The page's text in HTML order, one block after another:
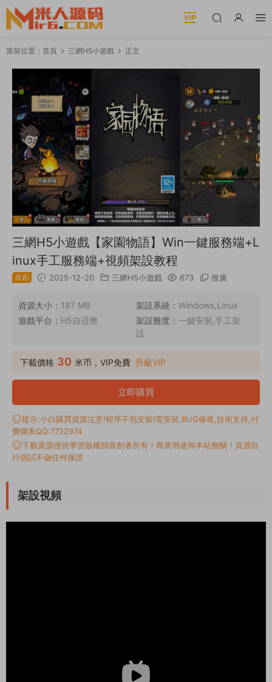
當前位置： 首頁 三網H5小遊戲 正文
三網H5小遊戲【家園物語】Win一鍵服務端+L
inux手工服務端+視頻架設教程
原創 2025-12-20 三網H5小遊戲 673 推廣
資源大小： 187 MB 架設系統： Windows,Linux
遊戲平台： H5自适應 架設難度： 一鍵安裝,手工架
設
下載價格 30 米币，VIP免費 升級VIP
立即購買
提示:小白購買資源注意!程序不包安裝!需安裝,BUG修複,技術支持,付
費聯系QQ:7722974
下載資源僅供學習版權歸原創者所有！商業用途與本站無關！資源自
行測試不做任何保證
架設視頻